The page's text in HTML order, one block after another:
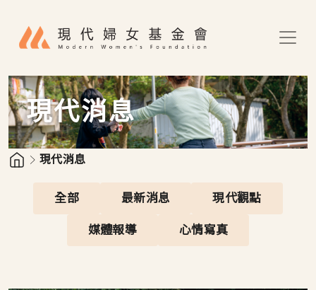
現代消息
現代消息
全部 最新消息 現代觀點
媒體報導 心情寫真